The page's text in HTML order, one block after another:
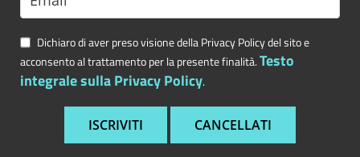
Dichiaro di aver preso visione della Privacy Policy del sito e
acconsento al trattamento per la presente finalità.Testo
integrale sulla Privacy Policy.